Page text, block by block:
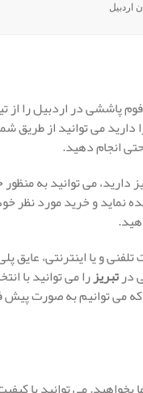
اردبیل
پاششی در اردبیل را از
می توانید از طریق
انجام دهید.
می توانید به
و خرید مورد نظر
و یا اینترنتی، عایق
درتبریزرا می توانید با
می توانیم به صورت پیش